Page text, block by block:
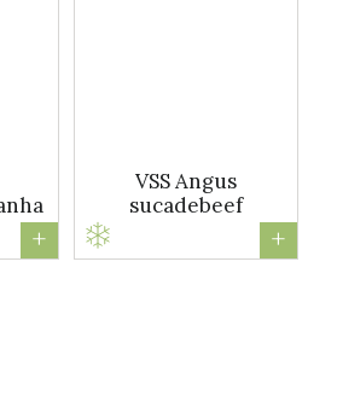
+
VSS Angus
sucadebeef
+